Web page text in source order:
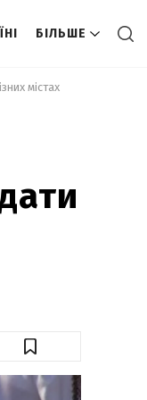
БІЛЬШЕ
містах